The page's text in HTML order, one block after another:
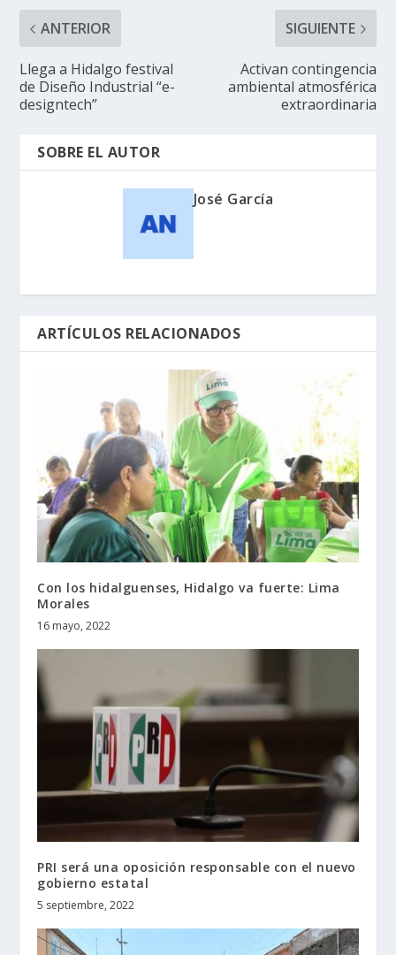
ANTERIOR
Llega a Hidalgo festival
de Diseño Industrial “e-
designtech”
SIGUIENTE
Activan contingencia
ambiental atmosférica
extraordinaria
SOBRE EL AUTOR
José García
ARTÍCULOS RELACIONADOS
Con los hidalguenses, Hidalgo va fuerte: Lima
Morales
16 mayo, 2022
PRI será una oposición responsable con el nuevo
gobierno estatal
5 septiembre, 2022